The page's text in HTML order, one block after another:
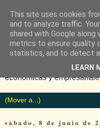
Diario especializado en
económicas y
sábado, 8 de junio de
This site uses cookies
and to analyze traffic.
shared with Google
metrics to ensure quality
statistics, and to detect
LEARN